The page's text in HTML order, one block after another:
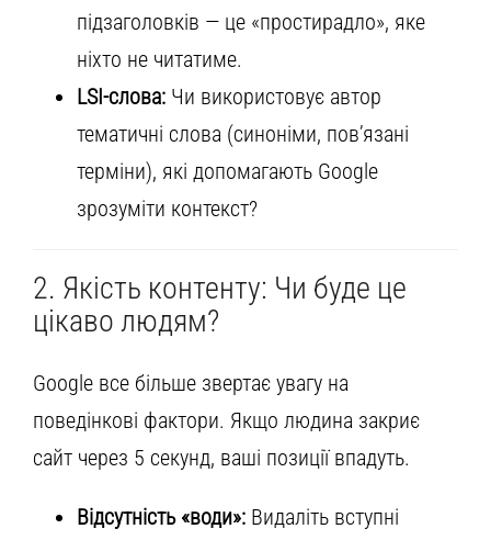
підзаголовків — це «простирадло», яке
ніхто не читатиме.
LSI-слова: Чи використовує автор
тематичні слова (синоніми, пов’язані
терміни), які допомагають Google
зрозуміти контекст?
2. Якість контенту: Чи буде це
цікаво людям?
Google все більше звертає увагу на
поведінкові фактори. Якщо людина закриє
сайт через 5 секунд, ваші позиції впадуть.
Відсутність «води»: Видаліть вступні